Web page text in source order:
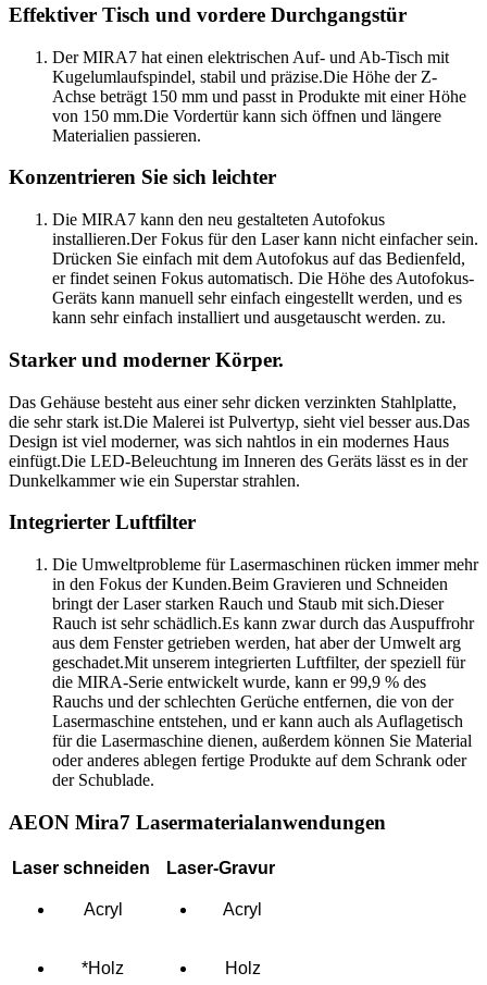
Effektiver Tisch und vordere Durchgangstür
Der MIRA7 hat einen elektrischen Auf- und Ab-Tisch mit
Kugelumlaufspindel, stabil und präzise.Die Höhe der Z-
Achse beträgt 150 mm und passt in Produkte mit einer Höhe
von 150 mm.Die Vordertür kann sich öffnen und längere
Materialien passieren.
Konzentrieren Sie sich leichter
Die MIRA7 kann den neu gestalteten Autofokus
installieren.Der Fokus für den Laser kann nicht einfacher sein.
Drücken Sie einfach mit dem Autofokus auf das Bedienfeld,
er findet seinen Fokus automatisch. Die Höhe des Autofokus-
Geräts kann manuell sehr einfach eingestellt werden, und es
kann sehr einfach installiert und ausgetauscht werden. zu.
Starker und moderner Körper.
Das Gehäuse besteht aus einer sehr dicken verzinkten Stahlplatte,
die sehr stark ist.Die Malerei ist Pulvertyp, sieht viel besser aus.Das
Design ist viel moderner, was sich nahtlos in ein modernes Haus
einfügt.Die LED-Beleuchtung im Inneren des Geräts lässt es in der
Dunkelkammer wie ein Superstar strahlen.
Integrierter Luftfilter
Die Umweltprobleme für Lasermaschinen rücken immer mehr
in den Fokus der Kunden.Beim Gravieren und Schneiden
bringt der Laser starken Rauch und Staub mit sich.Dieser
Rauch ist sehr schädlich.Es kann zwar durch das Auspuffrohr
aus dem Fenster getrieben werden, hat aber der Umwelt arg
geschadet.Mit unserem integrierten Luftfilter, der speziell für
die MIRA-Serie entwickelt wurde, kann er 99,9 % des
Rauchs und der schlechten Gerüche entfernen, die von der
Lasermaschine entstehen, und er kann auch als Auflagetisch
für die Lasermaschine dienen, außerdem können Sie Material
oder anderes ablegen fertige Produkte auf dem Schrank oder
der Schublade.
AEON Mira7 Lasermaterialanwendungen
Laser schneiden Laser-Gravur
Acryl Acryl
*Holz Holz